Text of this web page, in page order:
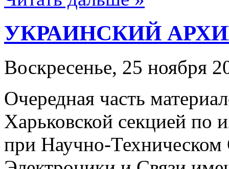
УКРАИНСКИЙ
Воскресенье, 25 ноября
Очередная часть
Харьковской секцией по
при Научно-